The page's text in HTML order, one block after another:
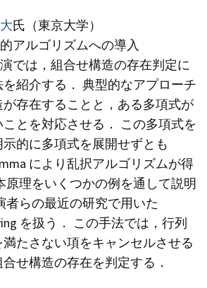
氏（東京大学）
アルゴリズムへの導入
では，組合せ構造の存在判定に
紹介する． 典型的なアプローチ
存在することと，ある多項式が
とを対応させる． この多項式を
的に多項式を展開せずとも
により乱択アルゴリズムが得
原理をいくつかの例を通して説明
者らの最近の研究で用いた
を扱う． この手法では，行列
たさない項をキャンセルさせる
せ構造の存在を判定する．